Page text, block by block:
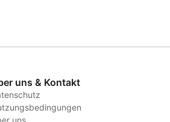
uns & Kontakt
uns